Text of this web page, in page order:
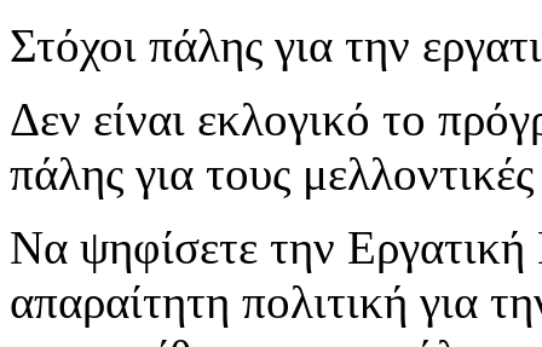
Στόχοι πάλης για την
Δεν είναι εκλογικό το
πάλης για τους
Να ψηφίσετε την Εργατική
απαραίτητη πολιτική για